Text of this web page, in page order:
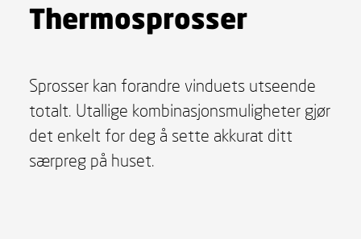
Thermosprosser
Sprosser kan forandre vinduets utseende
totalt. Utallige kombinasjonsmuligheter gjør
det enkelt for deg å sette akkurat ditt
særpreg på huset.